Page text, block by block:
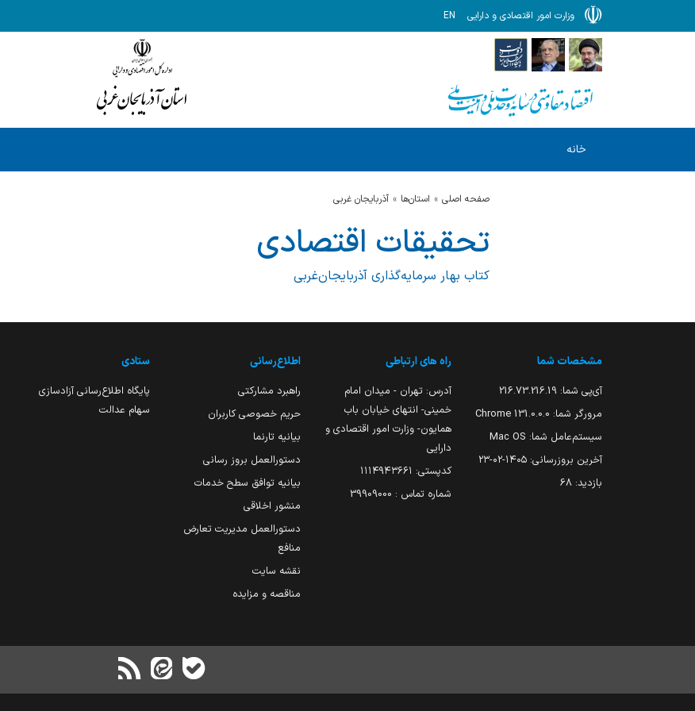
وزارت امور اقتصادی و دارایی EN
خانه
صفحه اصلی استان‌ها آذربایجان غربی
تحقیقات اقتصادی
کتاب بهار سرمایه‌گذاری آذربایجان‌غربی
مشخصات شما
آی‌پی شما: 216.73.216.19
مرورگر شما: 131.0.0.0 Chrome
سیستم‌عامل شما: Mac OS
آخرین بروزرسانی: ۱۴۰۵-۰۲-۲۳
بازدید: 68
راه های ارتباطی
آدرس: تهران - میدان امام
خمینی- انتهای خیابان باب
همایون- وزارت امور اقتصادی و
دارایی
کدپستی: ۱۱۱۴۹۴۳۶۶۱
شماره تماس : 39909000
اطلاع‌رسانی
راهبرد مشارکتی
حریم خصوصی کاربران
بیانیه تارنما
دستورالعمل بروز رسانی
بیانیه توافق سطح خدمات
منشور اخلاقی
دستورالعمل مدیریت تعارض
منافع
نقشه سایت
مناقصه و مزایده
ستادی
پایگاه اطلاع‌رسانی آزادسازی
سهام عدالت